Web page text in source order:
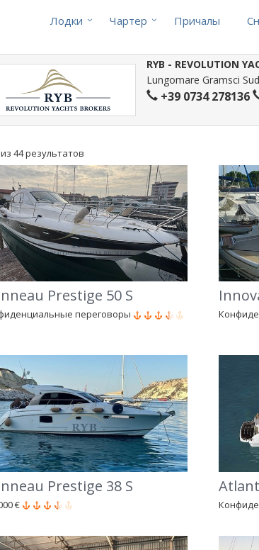
Лодки Чартер Причалы
RYB - REVOLUTION
Lungomare Gramsci
+39 0734 278136
44 результатов
Prestige 50 S
переговоры
Prestige 38 S
€